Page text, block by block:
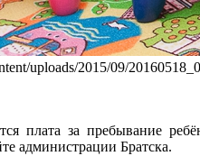
uploads/2015/09/
плата за пребывание
администрации Братска.